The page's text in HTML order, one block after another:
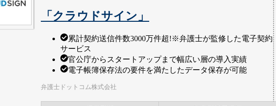
「クラウドサイン」
累計契約送信件数3000万件超!※弁護士が監修した電子契約
サービス
官公庁からスタートアップまで幅広い層の導入実績
電子帳簿保存法の要件を満たしたデータ保存が可能
弁護士ドットコム株式会社